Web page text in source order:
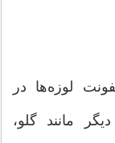
لوزه‌ها در
مانند گلو،